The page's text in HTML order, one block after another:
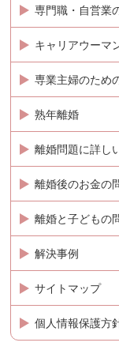
専門職・自営業
キャリアウーマ
専業主婦のため
熟年離婚
離婚問題に詳し
離婚後のお金の
離婚と子どもの
解決事例
サイトマップ
個人情報保護方